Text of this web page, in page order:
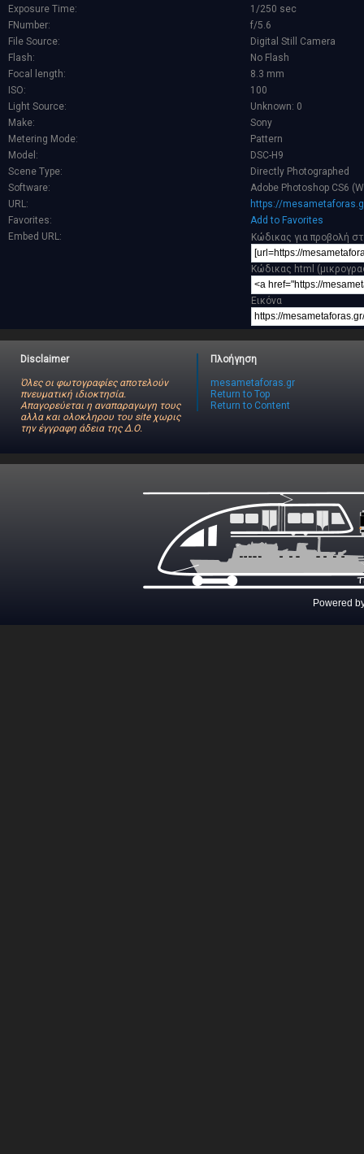
Exposure Time:
1/250 sec
FNumber:
f/5.6
File Source:
Digital Still Camera
Flash:
No Flash
Focal length:
8.3 mm
ISO:
100
Light Source:
Unknown: 0
Make:
Sony
Metering Mode:
Pattern
Model:
DSC-H9
Scene Type:
Directly Photographed
Software:
Adobe Photoshop CS6
URL:
https://
Favorites:
Add to Favorites
Embed URL:
Κώδικας για προβολή
Κώδικας html
Εικόνα
Disclaimer
Όλες οι φωτογραφίες αποτελούν
πνευματική ιδιοκτησία.
Απαγορεύεται η αναπαραγωγη τους
αλλα και ολοκληρου του site χωρις
την έγγραφη άδεια της Δ.Ο.
Πλοήγηση
mesametaforas.gr
Return to Top
Return to Content
Powered